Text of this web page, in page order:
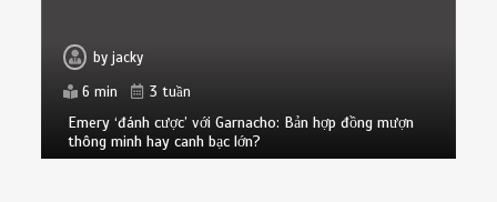
byjacky
6 min
3 tuần
Emery ‘đánh cược’ với Garnacho: Bản hợp đồng mượn
thông minh hay canh bạc lớn?